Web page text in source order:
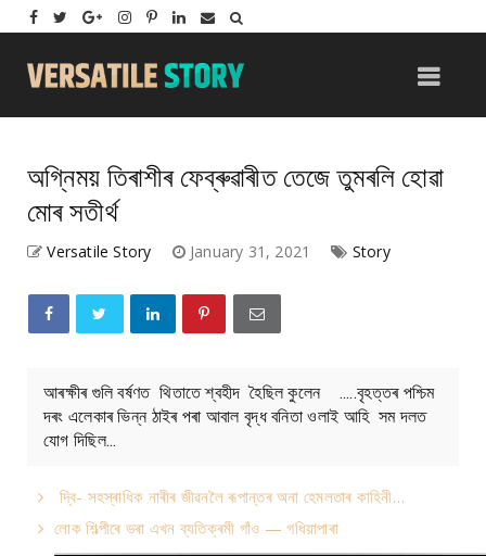
অগ্নিময় তিৰাশীৰ ফেব্ৰুৱাৰীত তেজে তুমৰলি হোৱা
মোৰ সতীৰ্থ
Versatile Story January 31, 2021 Story
আৰক্ষীৰ গুলি বৰ্ষণত থিতাতে শ্বহীদ হৈছিল কুলেন .....বৃহত্তৰ পশ্চিম
দৰং এলেকাৰ ভিন্ন ঠাইৰ পৰা আবাল বৃদ্ধ বনিতা ওলাই আহি সম দলত
যোগ দিছিল...
দ্বি- সহস্ৰাধিক নাৰীৰ জীৱনলৈ ৰূপান্তৰ অনা হেমলতাৰ কাহিনী…
লোক শিল্পীৰে ভৰা এখন ব্যতিক্ৰমী গাঁও — গধিয়াপাৰা